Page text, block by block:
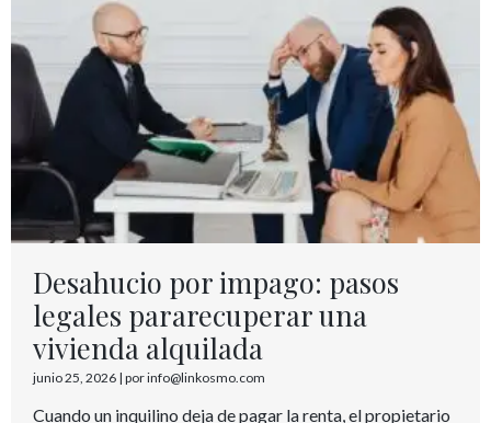
Desahucio por impago: pasos
legales pararecuperar una
vivienda alquilada
junio 25, 2026 | por info@linkosmo.com
Cuando un inquilino deja de pagar la renta, el propietario